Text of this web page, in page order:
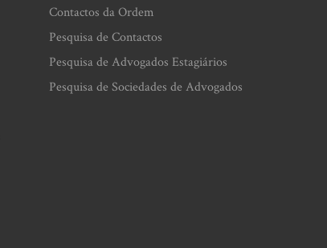
Contactos da Ordem
Pesquisa de Contactos
Pesquisa de Advogados Estagiários
Pesquisa de Sociedades de Advogados